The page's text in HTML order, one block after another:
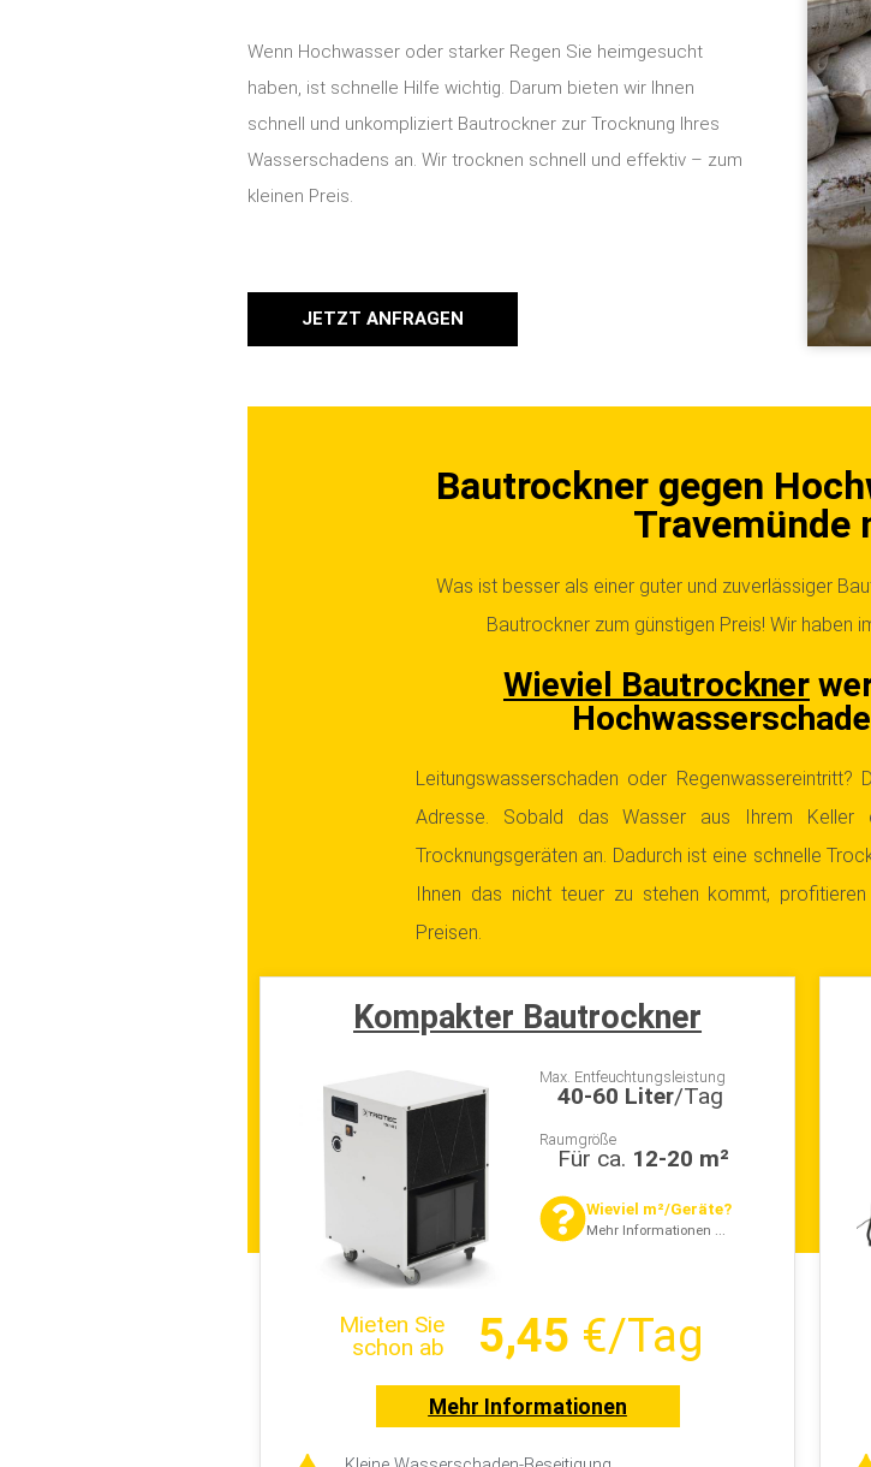
Wenn Hochwasser oder starker Regen Sie heimgesucht
haben, ist schnelle Hilfe wichtig. Darum bieten wir Ihnen
schnell und unkompliziert Bautrockner zur Trocknung Ihres
Wasserschadens an. Wir trocknen schnell und effektiv – zum
kleinen Preis.
JETZT ANFRAGEN
Bautrockner gegen
Travemünde
Was ist besser als einer guter und zuverlässiger
Bautrockner zum günstigen Preis! Wir haben
Wieviel Bautrockner
Leitungswasserschaden oder
Adresse. Sobald das Wasser aus Ihrem
Trocknungsgeräten an. Dadurch ist eine schnelle
Ihnen das nicht teuer zu stehen kommt,
Preisen.
Kompakter Bautrockner
Max. Entfeuchtungsleistung
40-60 Liter/Tag
Raumgröße
Für ca. 12-20 m²
Wieviel m²/Geräte?
Mehr Informationen ...
Mieten Sie
schon ab
5,45 €/Tag
Mehr Informationen